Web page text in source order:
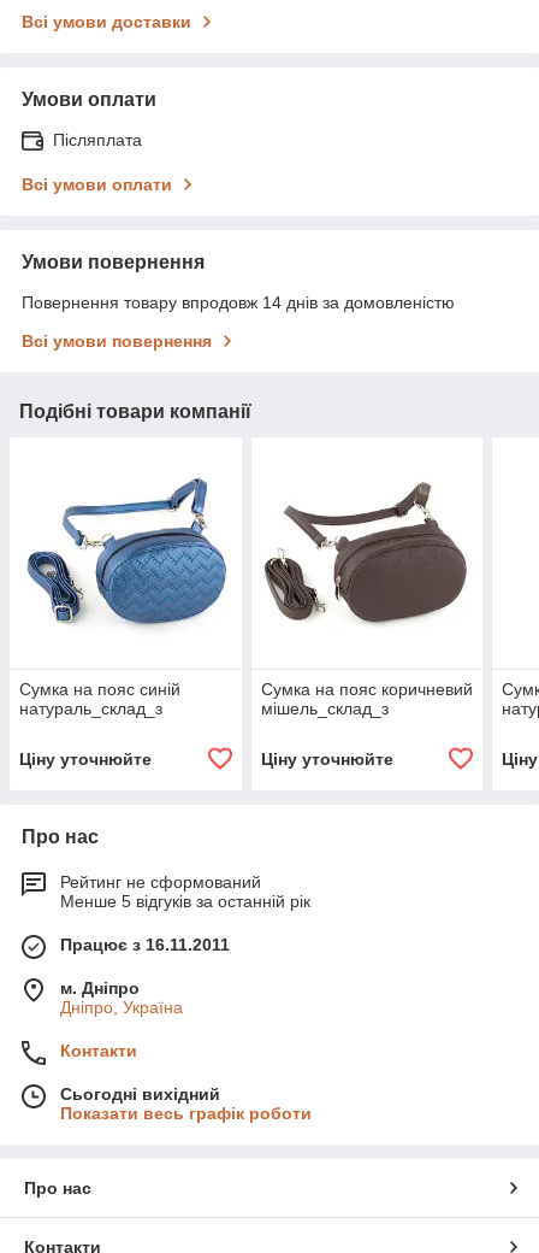
Всі умови доставки
Умови оплати
Післяплата
Всі умови оплати
Умови повернення
Повернення товару впродовж 14 днів за домовленістю
Всі умови повернення
Подібні товари компанії
Сумка на пояс синій
натураль_склад_з
Ціну уточнюйте
Сумка на пояс коричневий
мішель_склад_з
Ціну уточнюйте
Про нас
Рейтинг не сформований
Менше 5 відгуків за останній рік
Працює з 16.11.2011
м. Дніпро
Дніпро, Україна
Контакти
Сьогодні вихідний
Показати весь графік роботи
Про нас
Контакти